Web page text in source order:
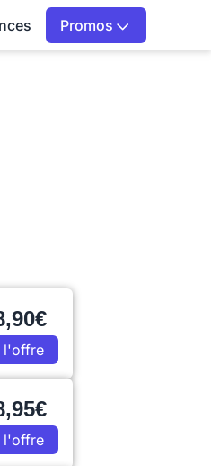
Promos
l'offre
l'offre